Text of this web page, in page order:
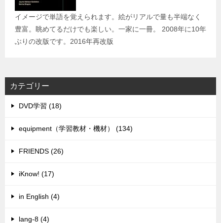
イメージで単語を覚えられます。絵がリアルで量も半端なく
豊富。眺めてるだけでも楽しい。一家に一冊。 2008年に10年
ぶりの改版です。2016年再改版
カテゴリー
DVD学習 (18)
equipment（学習教材・機材） (134)
FRIENDS (26)
iKnow! (17)
in English (4)
lang-8 (4)